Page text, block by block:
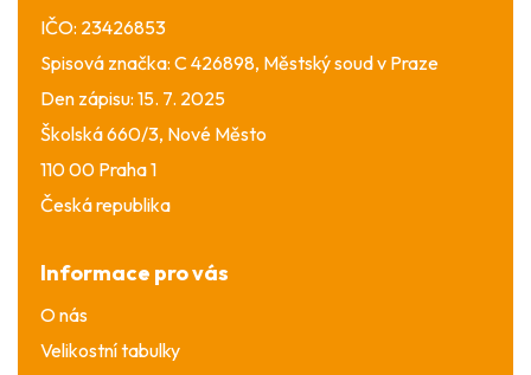
IČO: 23426853
Spisová značka: C 426898, Městský soud v Praze
Den zápisu: 15. 7. 2025
Školská 660/3, Nové Město
110 00 Praha 1
Česká republika
Informace pro vás
O nás
Velikostní tabulky